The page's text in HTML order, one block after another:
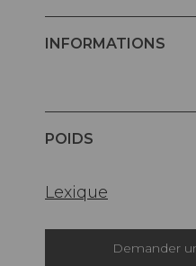
INFORMATIONS
POIDS
Lexique
Demander